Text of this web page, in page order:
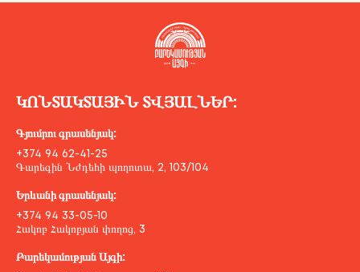
ԿՈՆՏԱԿՏԱՅԻՆ ՏՎՅԱԼՆԵՐ:
Գյումրու գրասենյակ:
+374 94 62-41-25
Գարեգին Նժդեհի պողոտա, 2, 103/104
Երևանի գրասենյակ:
+374 94 33-05-10
Հակոբ Հակոբյան փողոց, 3
Բարեկամության Այգի: